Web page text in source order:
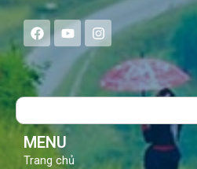
F
a
e
b
o
Y
o
t
u
b
I
n
s
a
g
Search
MENU
Trang chủ